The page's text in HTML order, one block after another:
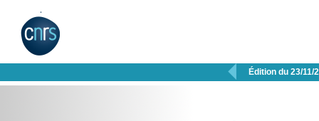
 Édition du 23/11/